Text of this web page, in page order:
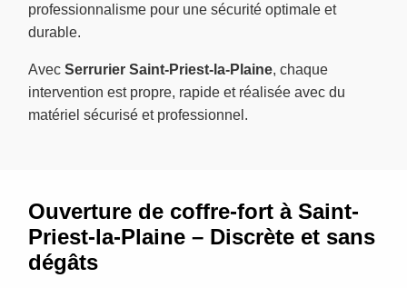
professionnalisme pour une sécurité optimale et
durable.
Avec Serrurier Saint-Priest-la-Plaine, chaque
intervention est propre, rapide et réalisée avec du
matériel sécurisé et professionnel.
Ouverture de coffre-fort à Saint-
Priest-la-Plaine – Discrète et sans
dégâts